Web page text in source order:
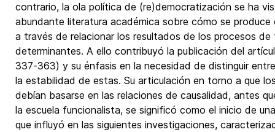
contrario, la ola política de (re)democratización se ha
abundante literatura académica sobre cómo se
a través de relacionar los resultados de los procesos
determinantes. A ello contribuyó la publicación del
337-363) y su énfasis en la necesidad de distinguir
la estabilidad de estas. Su articulación en torno a que
debían basarse en las relaciones de causalidad, antes
la escuela funcionalista, se significó como el inicio de
que influyó en las siguientes investigaciones,